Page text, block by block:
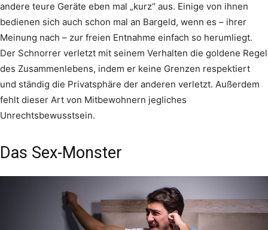
andere teure Geräte eben mal „kurz“ aus. Einige von ihnen
bedienen sich auch schon mal an Bargeld, wenn es – ihrer
Meinung nach – zur freien Entnahme einfach so herumliegt.
Der Schnorrer verletzt mit seinem Verhalten die goldene Regel
des Zusammenlebens, indem er keine Grenzen respektiert
und ständig die Privatsphäre der anderen verletzt. Außerdem
fehlt dieser Art von Mitbewohnern jegliches
Unrechtsbewusstsein.
Das Sex-Monster